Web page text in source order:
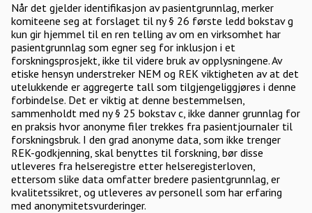
Når det gjelder identifikasjon av pasientgrunnlag, merker
komiteene seg at forslaget til ny § 26 første ledd bokstav g
kun gir hjemmel til en ren telling av om en virksomhet har
pasientgrunnlag som egner seg for inklusjon i et
forskningsprosjekt, ikke til videre bruk av opplysningene. Av
etiske hensyn understreker NEM og REK viktigheten av at det
utelukkende er aggregerte tall som tilgjengeliggjøres i denne
forbindelse. Det er viktig at denne bestemmelsen,
sammenholdt med ny § 25 bokstav c, ikke danner grunnlag for
en praksis hvor anonyme filer trekkes fra pasientjournaler til
forskningsbruk. I den grad anonyme data, som ikke trenger
REK-godkjenning, skal benyttes til forskning, bør disse
utleveres fra helseregistre etter helseregisterloven,
ettersom slike data omfatter bredere pasientgrunnlag, er
kvalitetssikret, og utleveres av personell som har erfaring
med anonymitetsvurderinger.